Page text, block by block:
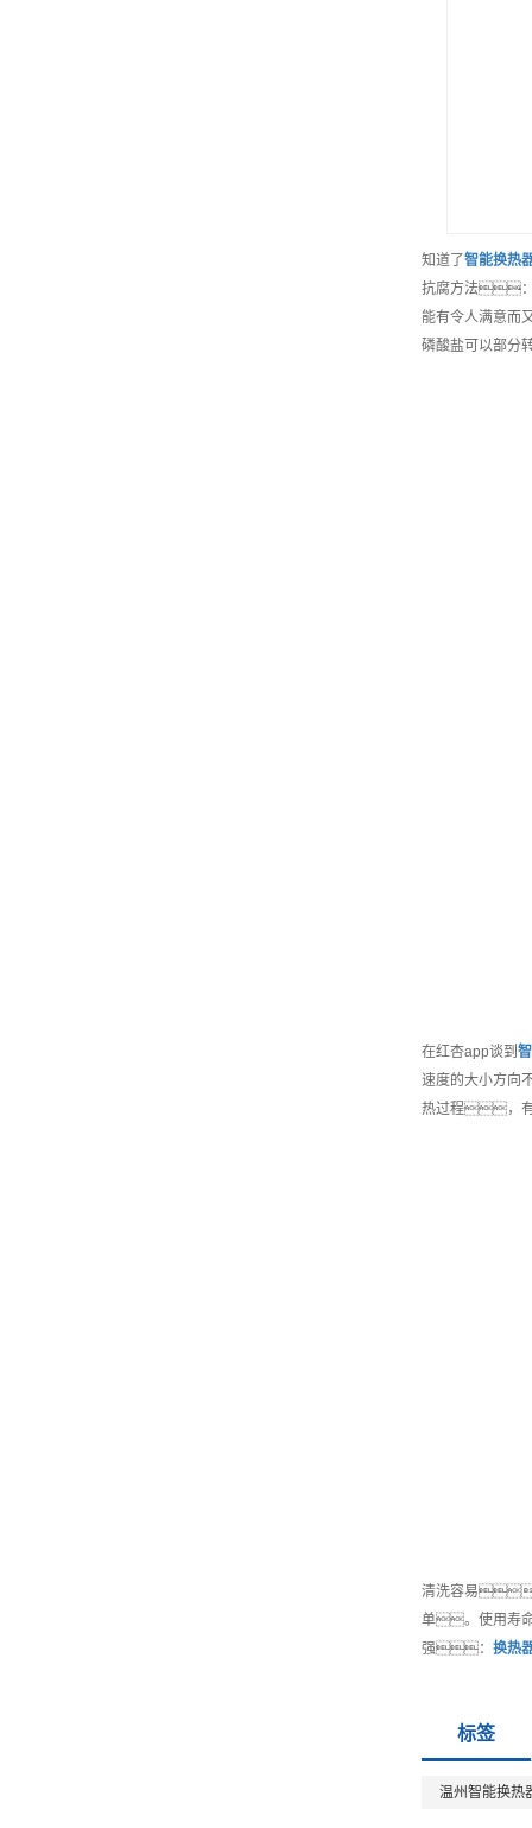
知道了智能换热
抗腐方法
能有令人满意
磷酸盐可以部
在红杏app谈到
速度的大小方
热过程，
清洗容易
单。使用
强： 换热
标签
温州智能换热